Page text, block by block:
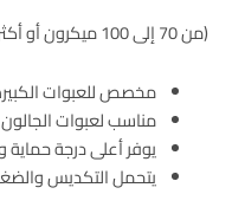
(من 70 إلى 100 ميكرون أو أكثر)
مخصص للعبوات
مناسب لعبوات
يوفر أعلى درجة حماية
يتحمل التكديس